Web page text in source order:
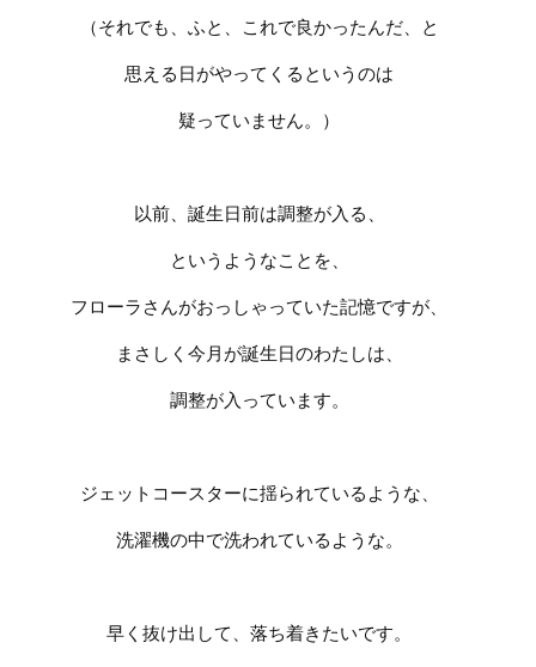
（それでも、ふと、これで良かったんだ、と
思える日がやってくるというのは
疑っていません。）
以前、誕生日前は調整が入る、
というようなことを、
フローラさんがおっしゃっていた記憶ですが、
まさしく今月が誕生日のわたしは、
調整が入っています。
ジェットコースターに揺られているような、
洗濯機の中で洗われているような。
早く抜け出して、落ち着きたいです。